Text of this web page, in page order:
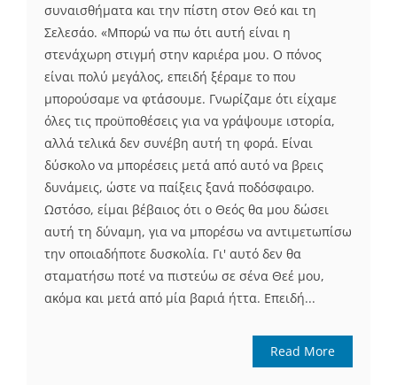
συναισθήματα και την πίστη στον Θεό και τη
Σελεσάο. «Μπορώ να πω ότι αυτή είναι η
στενάχωρη στιγμή στην καριέρα μου. Ο πόνος
είναι πολύ μεγάλος, επειδή ξέραμε το που
μπορούσαμε να φτάσουμε. Γνωρίζαμε ότι είχαμε
όλες τις προϋποθέσεις για να γράψουμε ιστορία,
αλλά τελικά δεν συνέβη αυτή τη φορά. Είναι
δύσκολο να μπορέσεις μετά από αυτό να βρεις
δυνάμεις, ώστε να παίξεις ξανά ποδόσφαιρο.
Ωστόσο, είμαι βέβαιος ότι ο Θεός θα μου δώσει
αυτή τη δύναμη, για να μπορέσω να αντιμετωπίσω
την οποιαδήποτε δυσκολία. Γι' αυτό δεν θα
σταματήσω ποτέ να πιστεύω σε σένα Θεέ μου,
ακόμα και μετά από μία βαριά ήττα. Επειδή...
Read More